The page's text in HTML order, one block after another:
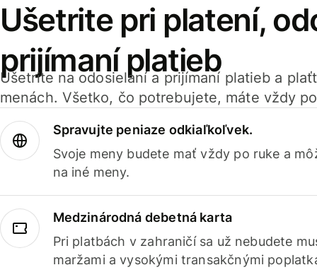
Ušetrite pri platení,
prijímaní platieb
Ušetrite na odosielaní a prijímaní platieb a
menách. Všetko, čo potrebujete, máte vždy
Spravujte peniaze odkiaľkoľvek.
Svoje meny budete mať vždy po ruke a
na iné meny.
Medzinárodná debetná karta
Pri platbách v zahraničí sa už nebudete
maržami a vysokými transakčnými